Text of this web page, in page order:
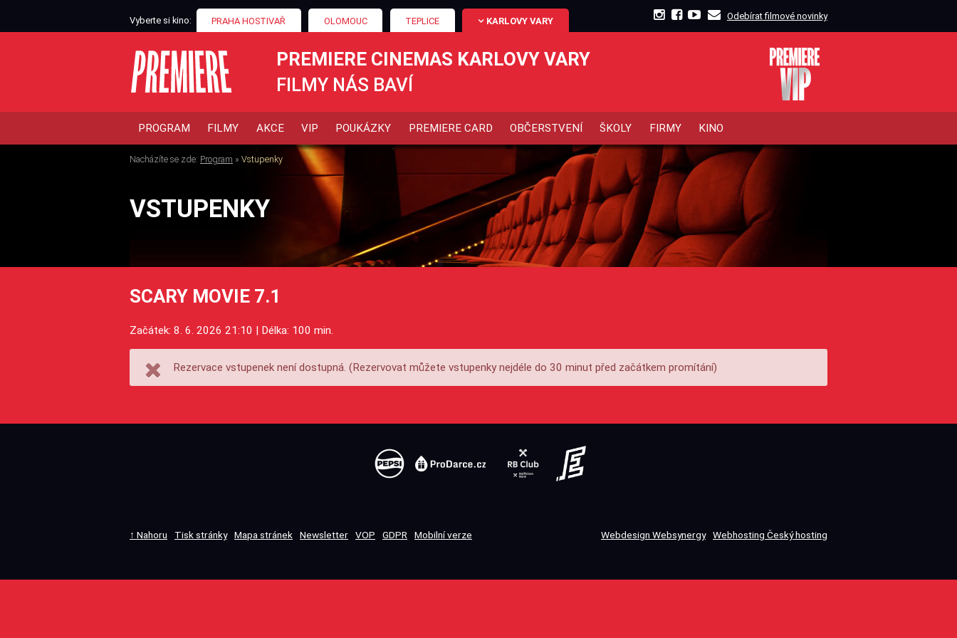
Vyberte si kino: PRAHA HOSTIVAŘ OLOMOUC TEPLICE KARLOVY VARY Odebírat filmové novinky
PREMIERE CINEMAS KARLOVY VARY
FILMY NÁS BAVÍ
PROGRAM FILMY AKCE VIP POUKÁZKY PREMIERE CARD OBČERSTVENÍ ŠKOLY FIRMY KINO
Nacházíte se zde: Program » Vstupenky
VSTUPENKY
SCARY MOVIE 7.1
Začátek: 8. 6. 2026 21:10 | Délka: 100 min.
Rezervace vstupenek není dostupná. (Rezervovat můžete vstupenky nejdéle do 30 minut před začátkem promítání)
↑ Nahoru Tisk stránky Mapa stránek Newsletter VOP GDPR Mobilní verze Webdesign Websynergy Webhosting Český hosting